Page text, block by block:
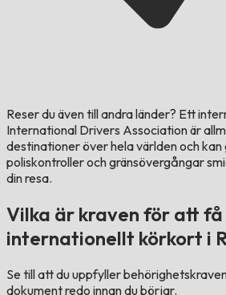
Reser du även till andra länder? Ett
International Drivers Association är
destinationer över hela världen och kan
poliskontroller och gränsövergångar
din resa.
Vilka är kraven för att
internationellt körkort i
Se till att du uppfyller
dokument redo innan du börjar.